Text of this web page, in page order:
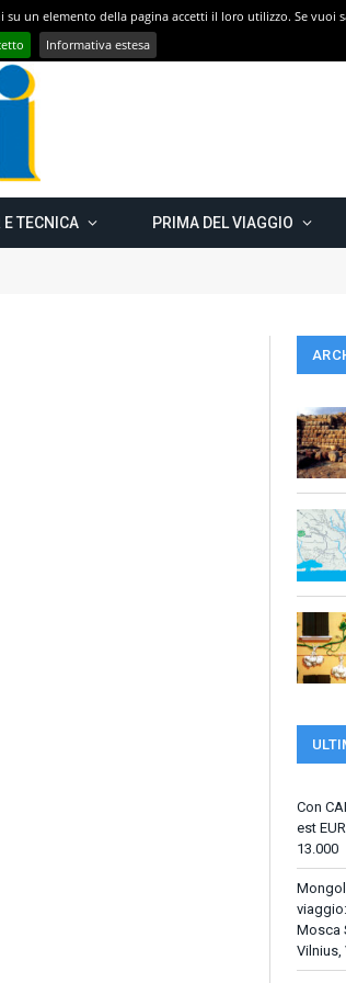
Con CAMPER GO – UN GRANDE VIAGGIO verso il nord est EUROPEO – Carelia Russa e Capo Nord 2019 – Km 13.000
E TECNICA PRIMA DEL VIAGGIO
Con
est
13.000
Mosca
Vilnius,
un elemento della pagina accetti il loro utilizzo. Se vuoi
Informativa estesa